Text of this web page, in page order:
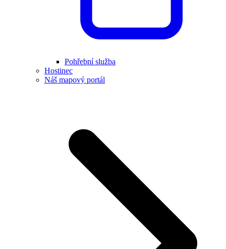
Pohřební služba
Hostinec
Náš mapový portál